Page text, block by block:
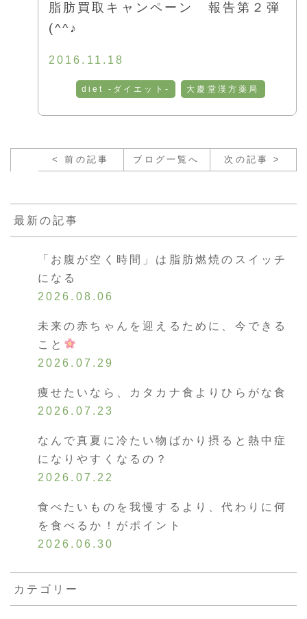
脂肪買取キャンペーン 報告第２弾
(^^♪
2016.11.18
diet -ダイエット- 大慶堂漢方薬局
< 前の記事 ブログ一覧へ 次の記事 >
最新の記事
「お腹が空く時間」は脂肪燃焼のスイッチ
になる
2026.08.06
未来の赤ちゃんを迎えるために、今できる
こと
2026.07.29
痩せたいなら、カタカナ食よりひらがな食
2026.07.23
なんで真夏に冷たい物ばかり摂ると熱中症
になりやすくなるの？
2026.07.22
食べたいものを我慢するより、代わりに何
を食べるか！がポイント
2026.06.30
カテゴリー